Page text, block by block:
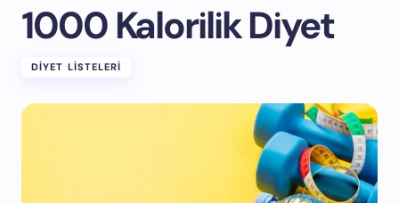
1000 Kalorilik Diyet
DIYET LISTELERI